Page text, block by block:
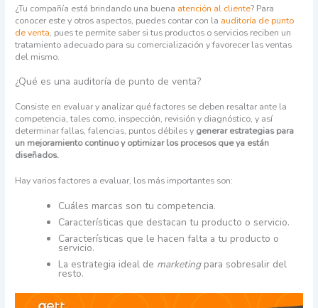
¿Tu compañía está brindando una buena atención al cliente? Para
conocer este y otros aspectos, puedes contar con la auditoría de punto
de venta, pues te permite saber si tus productos o servicios reciben un
tratamiento adecuado para su comercialización y favorecer las ventas
del mismo.
¿Qué es una auditoría de punto de venta?
Consiste en evaluar y analizar qué factores se deben resaltar ante la
competencia, tales como, inspección, revisión y diagnóstico, y así
determinar fallas, falencias, puntos débiles y generar estrategias para
un mejoramiento continuo y optimizar los procesos que ya están
diseñados.
Hay varios factores a evaluar, los más importantes son:
Cuáles marcas son tu competencia.
Características que destacan tu producto o servicio.
Características que le hacen falta a tu producto o
servicio.
La estrategia ideal de marketing para sobresalir del
resto.